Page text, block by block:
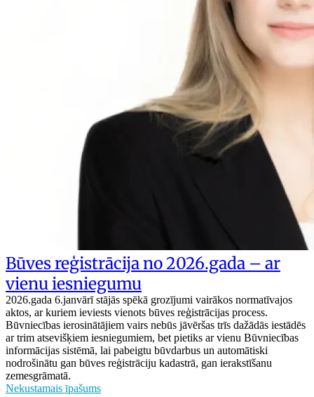
Būves reģistrācija no 2026.gada – ar
vienu iesniegumu
2026.gada 6.janvārī stājās spēkā grozījumi vairākos normatīvajos
aktos, ar kuriem ieviests vienots būves reģistrācijas process.
Būvniecības ierosinātājiem vairs nebūs jāvēršas trīs dažādās iestādēs
ar trim atsevišķiem iesniegumiem, bet pietiks ar vienu Būvniecības
informācijas sistēmā, lai pabeigtu būvdarbus un automātiski
nodrošinātu gan būves reģistrāciju kadastrā, gan ierakstīšanu
zemesgrāmatā.
Nekustamais īpašums